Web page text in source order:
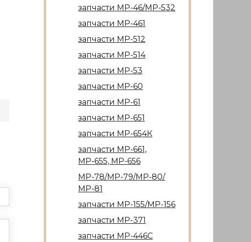
запчасти МР-46/МР-532
запчасти МР-461
запчасти МР-512
запчасти МР-514
запчасти МР-53
запчасти МР-60
запчасти МР-61
запчасти МР-651
запчасти МР-654К
запчасти МР-661,
МР-655, МР-656
МР-78/МР-79/МР-80/
МР-81
запчасти МР-155/МР-156
запчасти МР-371
запчасти МР-446С